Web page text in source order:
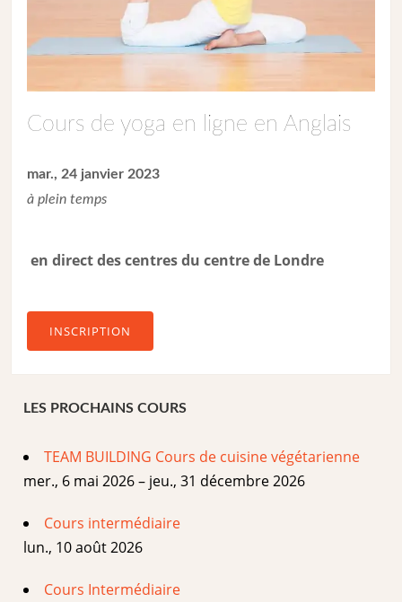
Cours de yoga en ligne en Anglais
mar., 24 janvier 2023
à plein temps
en direct des centres du centre de Londre
INSCRIPTION
LES PROCHAINS COURS
TEAM BUILDING Cours de cuisine végétarienne
mer., 6 mai 2026 – jeu., 31 décembre 2026
Cours intermédiaire
lun., 10 août 2026
Cours Intermédiaire